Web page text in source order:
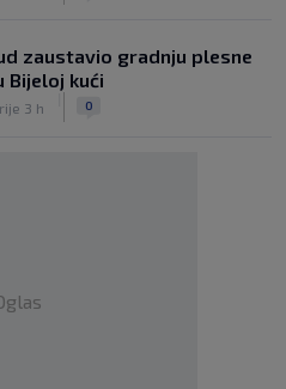
zaustavio gradnju plesne
Bijeloj kući
3 h 0